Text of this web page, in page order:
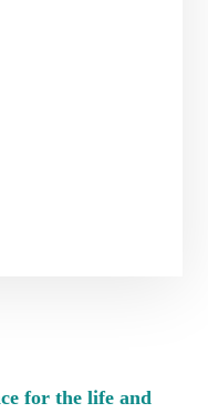
for the life and